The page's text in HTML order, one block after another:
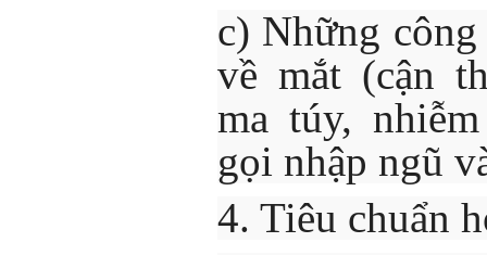
c) Những
về mắt (cận
ma túy,
gọi nhập ngũ
4. Tiêu chuẩn